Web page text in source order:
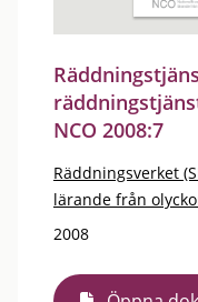
NCO 2008:7
Räddningsverket
lärande från
2008